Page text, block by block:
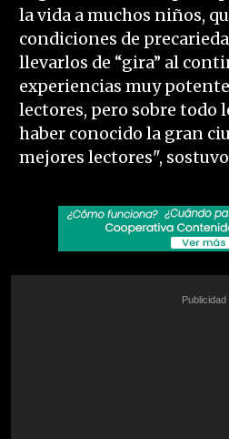
la vida a muchos niños,
condiciones de
llevarlos de “gira” al
experiencias muy
lectores, pero sobre todo
haber conocido la gran
mejores lectores",